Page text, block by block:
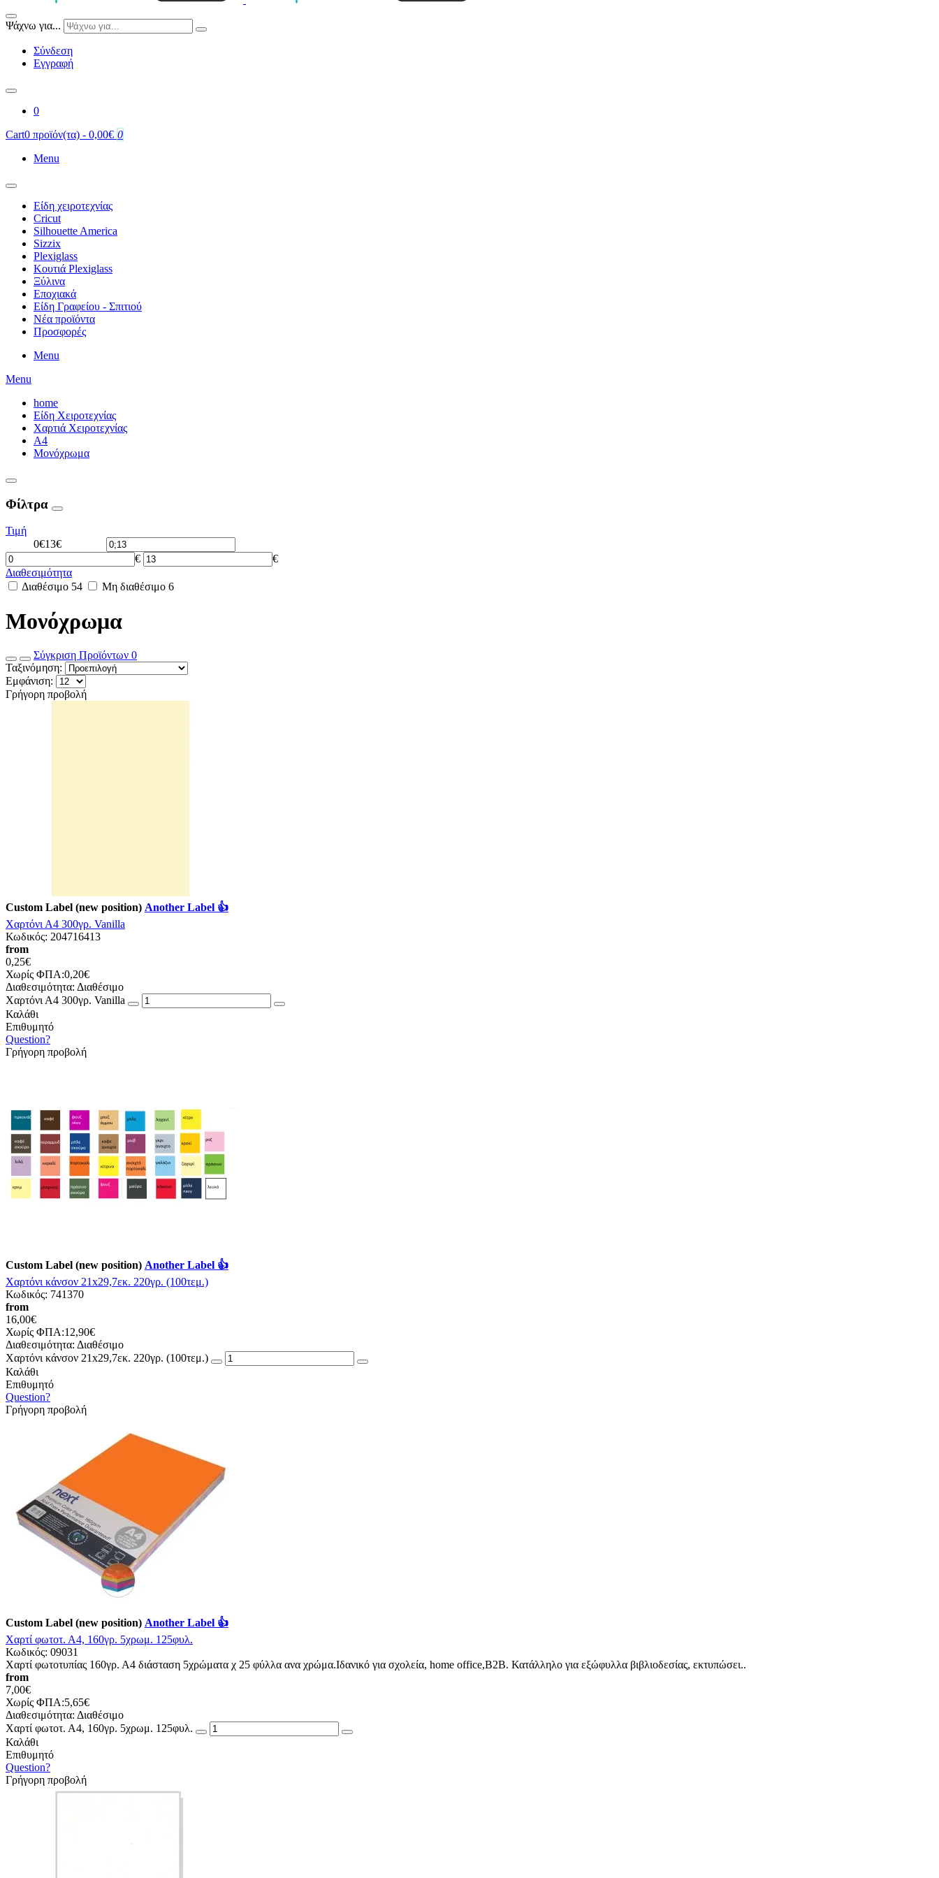
Ψάχνω για...
Σύνδεση
Εγγραφή
0
Cart0 προϊόν(τα) - 0,00€ 0
Menu
Είδη χειροτεχνίας
Cricut
Silhouette America
Sizzix
Plexiglass
Κουτιά Plexiglass
Ξύλινα
Εποχιακά
Είδη Γραφείου - Σπιτιού
Νέα προϊόντα
Προσφορές
Menu
Menu
home
Είδη Χειροτεχνίας
Χαρτιά Χειροτεχνίας
Α4
Μονόχρωμα
Φίλτρα
Τιμή
0€13€
€
€
Διαθεσιμότητα
Διαθέσιμο 54 Μη διαθέσιμο 6
Μονόχρωμα
Σύγκριση Προϊόντων 0
Ταξινόμηση:
Εμφάνιση:
Γρήγορη προβολή
Custom Label (new position) Another Label 👍
Χαρτόνι Α4 300γρ. Vanilla
Κωδικός: 204716413
from
0,25€
Χωρίς ΦΠΑ:0,20€
Διαθεσιμότητα: Διαθέσιμο
Χαρτόνι Α4 300γρ. Vanilla
Καλάθι
Επιθυμητό
Question?
Γρήγορη προβολή
Custom Label (new position) Another Label 👍
Χαρτόνι κάνσον 21x29,7εκ. 220γρ. (100τεμ.)
Κωδικός: 741370
from
16,00€
Χωρίς ΦΠΑ:12,90€
Διαθεσιμότητα: Διαθέσιμο
Χαρτόνι κάνσον 21x29,7εκ. 220γρ. (100τεμ.)
Καλάθι
Επιθυμητό
Question?
Γρήγορη προβολή
Custom Label (new position) Another Label 👍
Χαρτί φωτοτ. Α4, 160γρ. 5χρωμ. 125φυλ.
Κωδικός: 09031
Χαρτί φωτοτυπίας 160γρ. Α4 διάσταση 5χρώματα χ 25 φύλλα ανα χρώμα.Ιδανικό για σχολεία, home office,B2B. Κατάλληλο για εξώφυλλα βιβλιοδεσίας, εκτυπώσει..
from
7,00€
Χωρίς ΦΠΑ:5,65€
Διαθεσιμότητα: Διαθέσιμο
Χαρτί φωτοτ. Α4, 160γρ. 5χρωμ. 125φυλ.
Καλάθι
Επιθυμητό
Question?
Γρήγορη προβολή